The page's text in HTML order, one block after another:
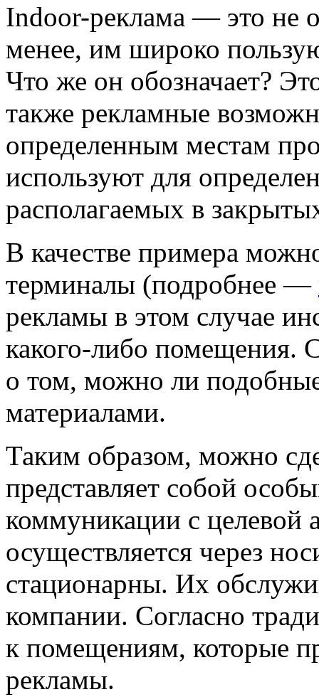
Indoor-реклама — это не
менее, им широко
Что же он обозначает?
также рекламные
определенным местам
используют для
располагаемых в
В качестве примера
терминалы (подробнее —
рекламы в этом случае
какого-либо помещения.
о том, можно ли
материалами.
Таким образом, можно
представляет собой
коммуникации с целевой
осуществляется через
стационарны. Их
компании. Согласно
к помещениям, которые
рекламы.